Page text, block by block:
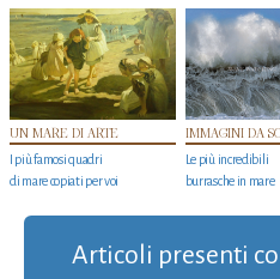
UN MARE DI ARTE
I più famosi quadri
di mare copiati per voi
IMMAGINI DA
Le più incredibili
burrasche in mare
Articoli presenti